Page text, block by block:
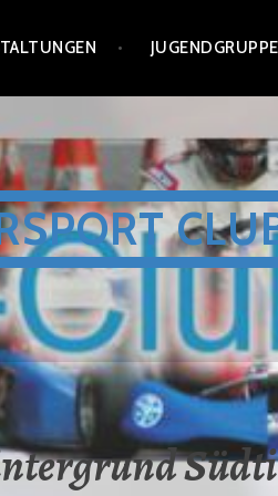
JUGENDGRUPPE